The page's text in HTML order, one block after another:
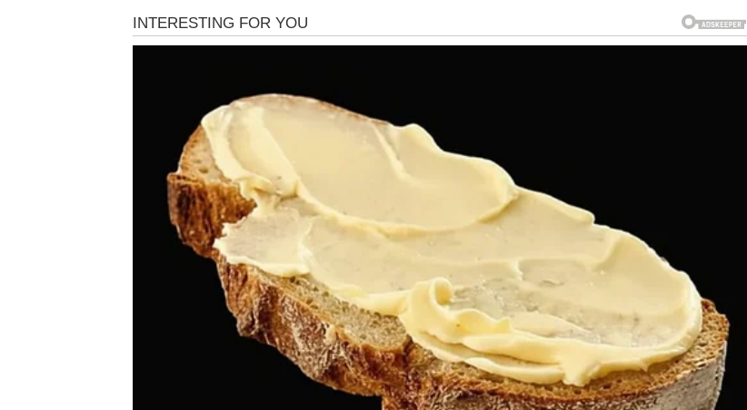
U ljubavi, Lavovi mogu očekivati
neočekivano pomirenje sa osobom koja im je nekada mnogo
značila. Postoji velika mogućnost da se javi neko iz prošlosti ko je shvatio da je napravio grešku.
ono što je nekada bilo slomljeno.
Za slobodne Lavove sudbina sprema sudbinski susret
slučajno – preko prijatelja, na putovanju ili čak kroz posao. Ono što je zanimljivo jeste da će od
samog početka postojati snažna energija prepoznavanja, kao da se poznaju mnogo duže nego što
je to zaista slučaj.
Ali ljubav nije jedino polje gde Lavove čekaju čuda.
Finansije takođe ulaze u fazu naglog poboljšanja. Postoji mogućnost
iznenadnog novčanog
, ponude za posao ili projekta koji može doneti značajnu zaradu. Lavovi koji su dugo čekali
priliku da pokažu svoj talenat konačno će dobiti priliku koja menja sve.
Najvažnije je da veruju u sebe, jer ovo proleće može biti početak potpuno nove životne priče.